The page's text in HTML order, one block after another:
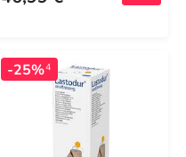
-25%4